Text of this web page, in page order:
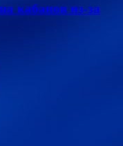
кабанов из-за